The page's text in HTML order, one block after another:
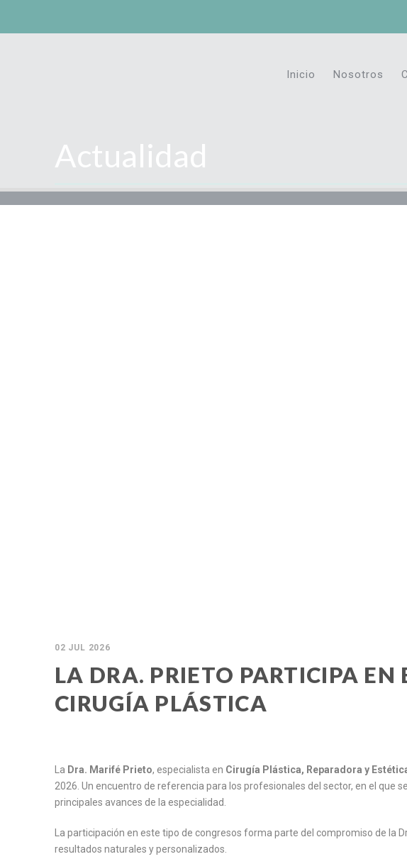
Inicio Nosotros
Actualidad
02 JUL 2026
LA DRA. PRIETO PARTICIPA EN
CIRUGÍA PLÁSTICA
La Dra. Marifé Prieto, especialista en Cirugía Plástica, Reparadora y
2026. Un encuentro de referencia para los profesionales del sector, en el
principales avances de la especialidad.
La participación en este tipo de congresos forma parte del compromiso de la
resultados naturales y personalizados.